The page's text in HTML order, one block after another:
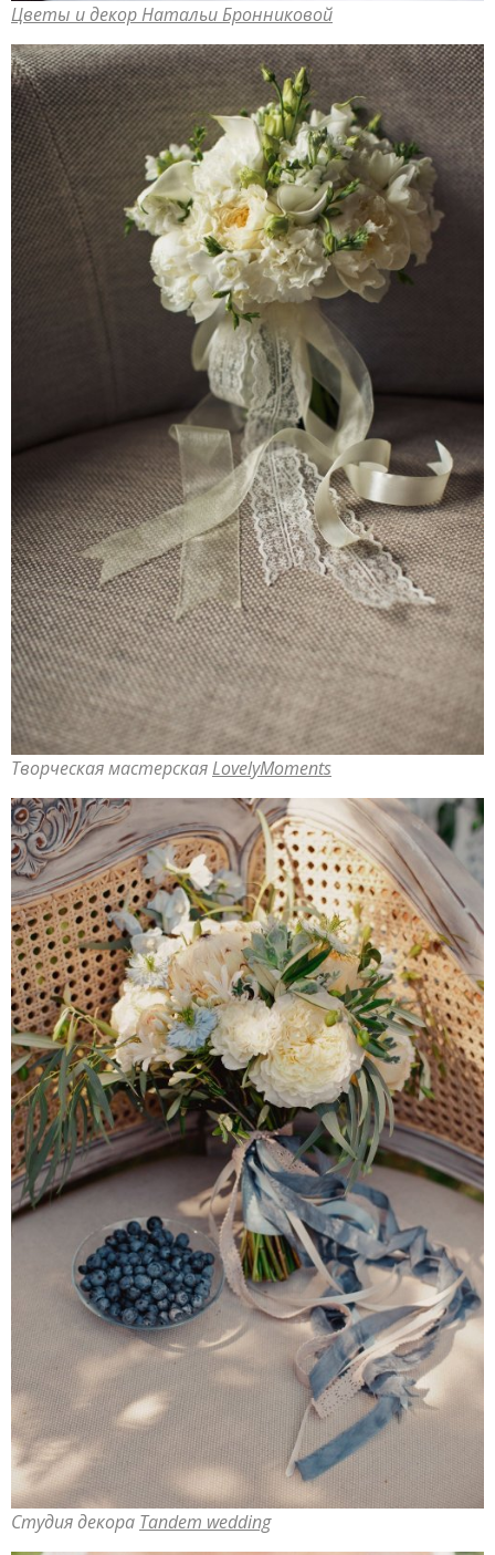
Цветы и декор Натальи Бронниковой
Творческая мастерскаяLovelyMoments
Студия декора Tandem wedding